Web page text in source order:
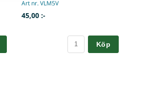
Art nr. VLM5V
45,00 :-
Köp